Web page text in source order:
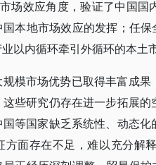
场效应角度，验证了中国
本地市场效应的发挥；任保
以内循环牵引外循环的本土
模市场优势已取得丰富成
些研究仍存在进一步拓展
等国家缺乏系统性、动态
方面存在不足，难以充分解